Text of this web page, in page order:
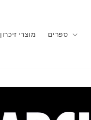
ספרים מוצרי זיכרון